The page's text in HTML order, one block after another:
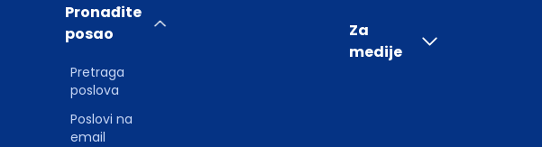
Pronađite
posao
Pretraga
poslova
Poslovi na
email
Za
medije